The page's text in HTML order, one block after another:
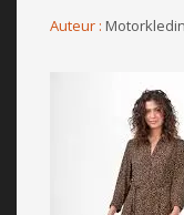
Auteur :